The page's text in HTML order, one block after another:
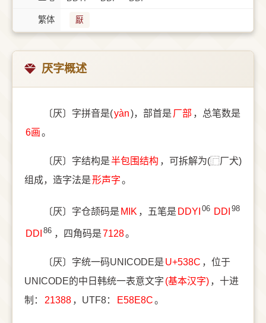
繁体 厭
厌字概述
〔厌〕字拼音是(yàn)，部首是 ⼚部 ，总笔数是
6画。
〔厌〕字结构是半包围结构 ，可拆解为(⿸厂犬)
组成，造字法是形声字。
〔厌〕字仓颉码是 MIK ，五笔是 DDYI 06 DDI 98
DDI 86 ，四角码是 7128。
〔厌〕字统一码UNICODE是 U+538C ，位于
UNICODE的中日韩统一表意文字 (基本汉字) ，十进
制：
21388 ，UTF8： E58E8C。